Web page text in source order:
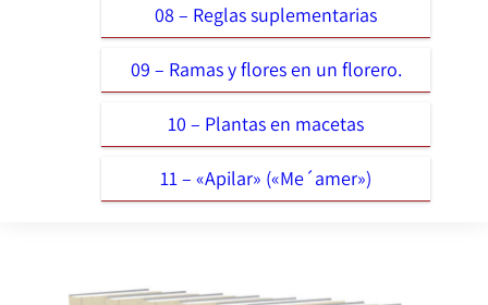
08 – Reglas suplementarias
09 – Ramas y flores en un florero.
10 – Plantas en macetas
11 – «Apilar» («Me´amer»)